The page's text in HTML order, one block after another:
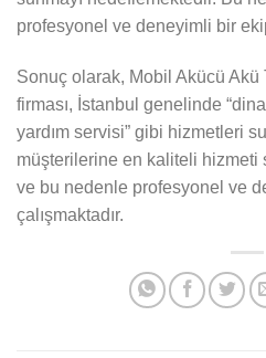
profesyonel ve deneyimli bir
Sonuç olarak, Mobil Akücü Akü
firması, İstanbul genelinde
yardım servisi” gibi hizmetleri
müşterilerine en kaliteli hizmeti
ve bu nedenle profesyonel ve
çalışmaktadır.